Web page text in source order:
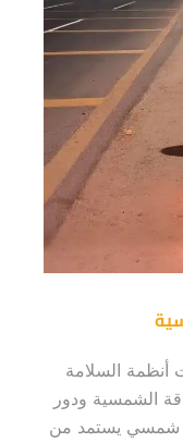
أنظمة السلامة
الشمسية ودور
شمسي يستمد من